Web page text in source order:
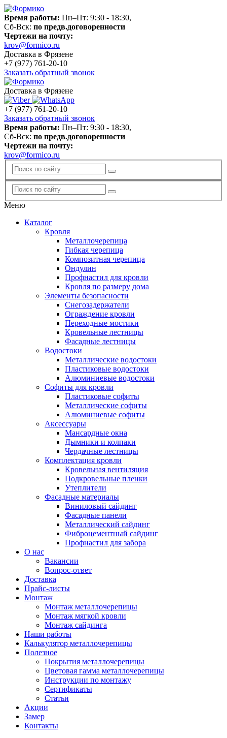
Время работы: Пн–Пт: 9:30 - 18:30,
Сб-Вск: по предв.договоренности
Чертежи на почту:
krov@formico.ru
Доставка в Фрязене
+7 (977) 761-20-10
Заказать обратный звонок
Доставка в Фрязене
+7 (977) 761-20-10
Заказать обратный звонок
Время работы: Пн–Пт: 9:30 - 18:30,
Сб-Вск: по предв.договоренности
Чертежи на почту:
krov@formico.ru
Меню
Каталог
Кровля
Металлочерепица
Гибкая черепица
Композитная черепица
Ондулин
Профнастил для кровли
Кровля по размеру дома
Элементы безопасности
Снегозадержатели
Ограждение кровли
Переходные мостики
Кровельные лестницы
Фасадные лестницы
Водостоки
Металлические водостоки
Пластиковые водостоки
Алюминиевые водостоки
Софиты для кровли
Пластиковые софиты
Металлические софиты
Алюминиевые софиты
Аксессуары
Мансардные окна
Дымники и колпаки
Чердачные лестницы
Комплектация кровли
Кровельная вентиляция
Подкровельные пленки
Утеплители
Фасадные материалы
Виниловый сайдинг
Фасадные панели
Металлический сайдинг
Фиброцементный сайдинг
Профнастил для забора
О нас
Вакансии
Вопрос-ответ
Доставка
Прайс-листы
Монтаж
Монтаж металлочерепицы
Монтаж мягкой кровли
Монтаж сайдинга
Наши работы
Калькулятор металлочерепицы
Полезное
Покрытия металлочерепицы
Цветовая гамма металлочерепицы
Инструкции по монтажу
Сертификаты
Статьи
Акции
Замер
Контакты